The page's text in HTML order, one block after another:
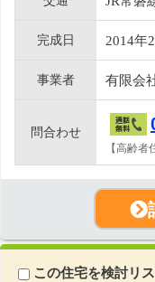
完成日 2014年2
事業者 有限会
問合わせ
【高齢者
この住宅を検討リ